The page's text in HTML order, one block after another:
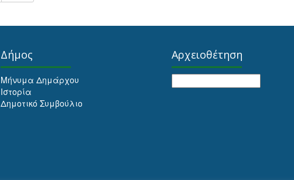
Δήμος
Μήνυμα Δημάρχου
Ιστορία
Δημοτικό Συμβούλιο
Αρχειοθέτηση